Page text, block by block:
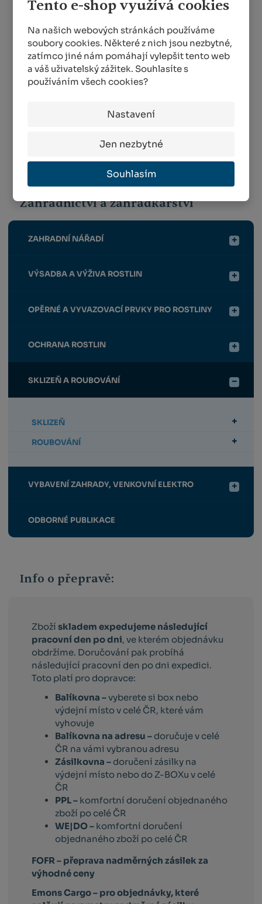
Tento e-shop využívá cookies
Na našich webových stránkách používáme
soubory cookies. Některé z nich jsou nezbytné,
zatímco jiné nám pomáhají vylepšit tento web
a váš uživatelský zážitek. Souhlasíte s
používáním všech cookies?
Nastavení
Jen nezbytné
Souhlasím
Zembag kmínový
pytlík 18 g
od71,00 Kč
SKLADEM
Náhradní nože do
roubovacích kleští
od201,00 Kč
SKLADEM
4
Zahradnictví a zahrádkářství
ZAHRADNÍ NÁŘADÍ
VÝSADBA A VÝŽIVA ROSTLIN
OPĚRNÉ A VYVAZOVACÍ PRVKY PRO ROSTLINY
OCHRANA ROSTLIN
SKLIZEŇ A ROUBOVÁNÍ
SKLIZEŇ
ROUBOVÁNÍ
VYBAVENÍ ZAHRADY, VENKOVNÍ ELEKTRO
ODBORNÉ PUBLIKACE
Info o přepravě:
Zbožískladem expedujeme následující
pracovní den po dni, ve kterém objednávku
obdržíme. Doručování pak probíhá
následující pracovní den po dni expedici.
Toto platí pro dopravce:
Balíkovna –vyberete si box nebo
výdejní místo v celé ČR, které vám
vyhovuje
Balíkovna na adresu – doručuje v celé
ČR na vámi vybranou adresu
Zásilkovna – doručení zásilky na
výdejní místo nebo do Z-BOXu v celé
ČR
PPL – komfortní doručení objednaného
zboží po celé ČR
WE|DO – komfortní doručení
objednaného zboží po celé ČR
FOFR – přeprava nadměrných zásilek za
výhodné ceny
Emons Cargo – pro objednávky, které